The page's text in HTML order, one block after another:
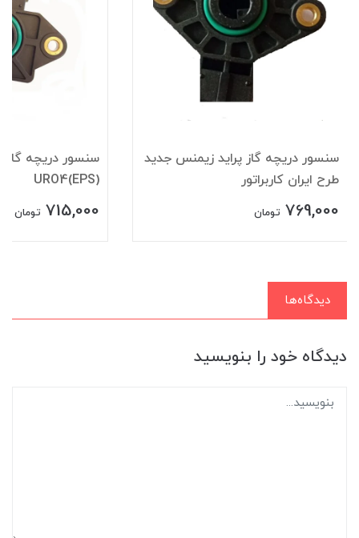
سنسور دريچه گاز پرايد زيمنس جديد
طرح ايران کاربراتور
769,000 تومان
سنسور دریچه
URO4(EPS)
715,000 تومان
دیدگاه‌ها
دیدگاه خود را بنویسید